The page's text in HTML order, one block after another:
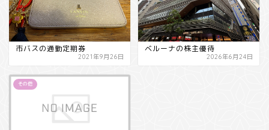
市バスの通勤定期券
2021年9月26日
ベルーナの株主優待
2026年6月24日
その他